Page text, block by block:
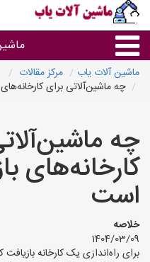
ماشین آلات یاب
مرکز مقالات
چه ماشین‌آلاتی برای
چه
کارخانه‌های
است
خلاصه
1404/03/09
برای راه‌اندازی یک کارخانه